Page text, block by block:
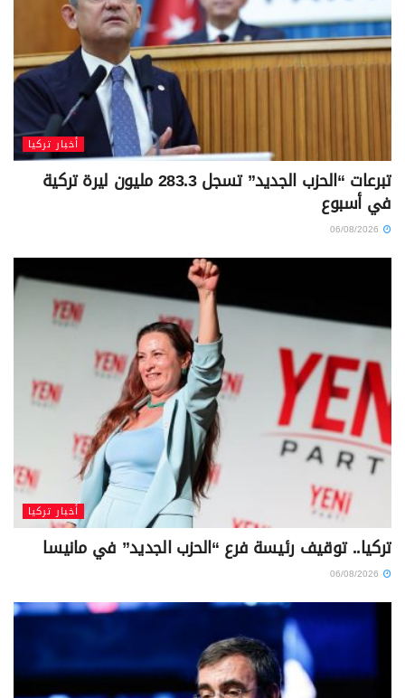
أخبار تركيا
تبرعات “الحزب الجديد” تسجل 283.3 مليون ليرة تركية
في أسبوع
أخبار تركيا
تركيا.. توقيف رئيسة فرع “الحزب الجديد” في مانيسا